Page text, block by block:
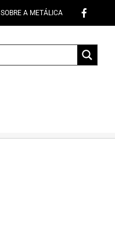
SOBRE A METÁLICA